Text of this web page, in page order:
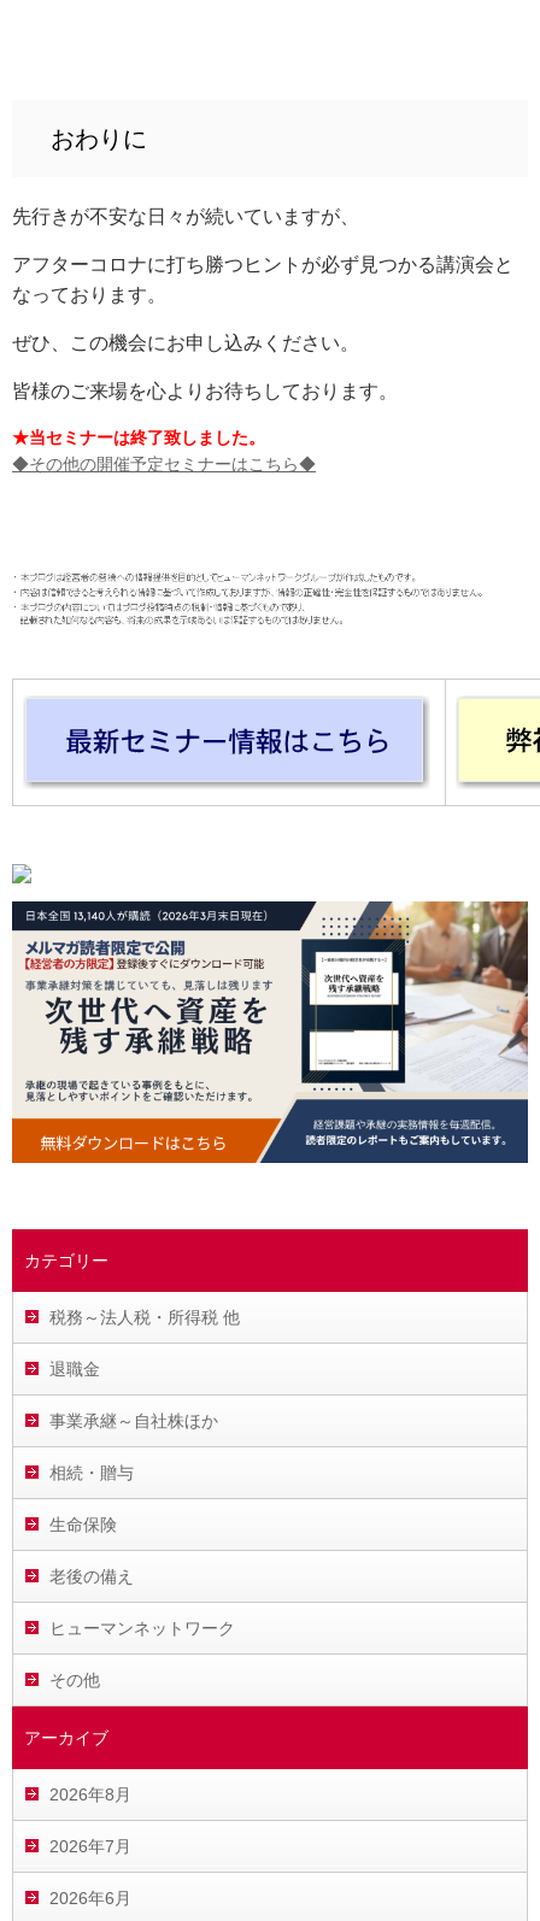
カテゴリー
税務～法人税・所得税 他
退職金
事業承継～自社株ほか
相続・贈与
生命保険
老後の備え
ヒューマンネットワーク
その他
アーカイブ
2026年8月
2026年7月
2026年6月
おわりに
先行きが不安な日々が続いていますが、
アフターコロナに打ち勝つヒントが必ず見つかる講演会と
なっております。
ぜひ、この機会にお申し込みください。
皆様のご来場を心よりお待ちしております。
★当セミナーは終了致しました。
◆その他の開催予定セミナーはこちら◆